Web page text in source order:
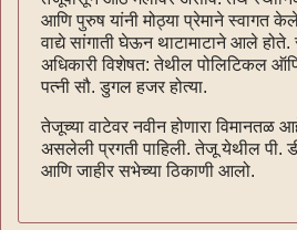
आणि पुरुष यांनी मोठ्या प्रेमाने स्वागत
वाद्ये सांगाती घेऊन थाटामाटाने आले होते.
अधिकारी विशेषत: तेथील पोलिटिकल
पत्नी सौ. डुगल हजर होत्या.
तेजूच्या वाटेवर नवीन होणारा विमानतळ
असलेली प्रगती पाहिली. तेजू येथील पी.
आणि जाहीर सभेच्या ठिकाणी आलो.